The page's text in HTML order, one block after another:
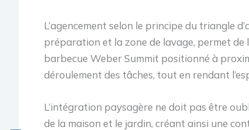
L’agencement selon le principe du triangle
préparation et la zone de lavage, permet de
barbecue Weber Summit positionné à
déroulement des tâches, tout en rendant
L’intégration paysagère ne doit pas être
de la maison et le jardin, créant ainsi une